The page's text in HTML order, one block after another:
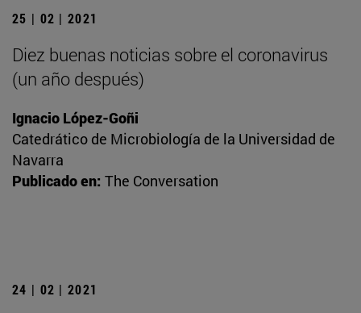
25 | 02 | 2021
Diez buenas noticias sobre el coronavirus
(un año después)
Ignacio López-Goñi
Catedrático de Microbiología de la Universidad de
Navarra
Publicado en: The Conversation
24 | 02 | 2021